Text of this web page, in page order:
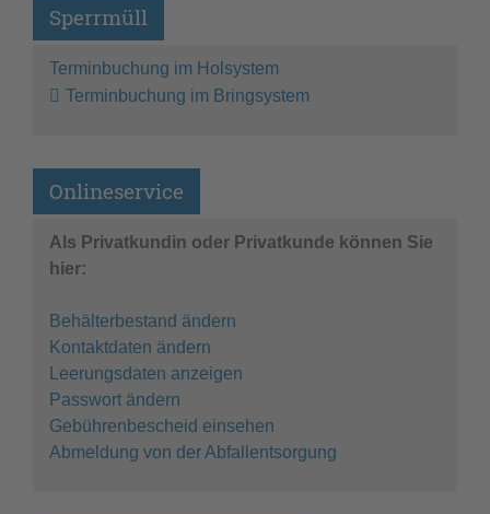
Sperrmüll
Terminbuchung im Holsystem
Terminbuchung im Bringsystem
Onlineservice
Als Privatkundin oder Privatkunde können Sie
hier:
Behälterbestand ändern
Kontaktdaten ändern
Leerungsdaten anzeigen
Passwort ändern
Gebührenbescheid einsehen
Abmeldung von der Abfallentsorgung